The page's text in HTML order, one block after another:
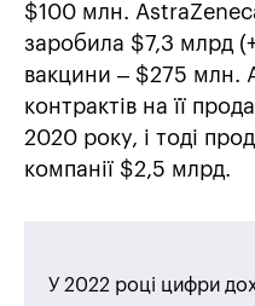
$100 млн.
заробила $7,3 млрд
вакцини – $275 млн.
контрактів на її
2020 року, і тоді
компанії $2,5 млрд.
У 2022 році цифри